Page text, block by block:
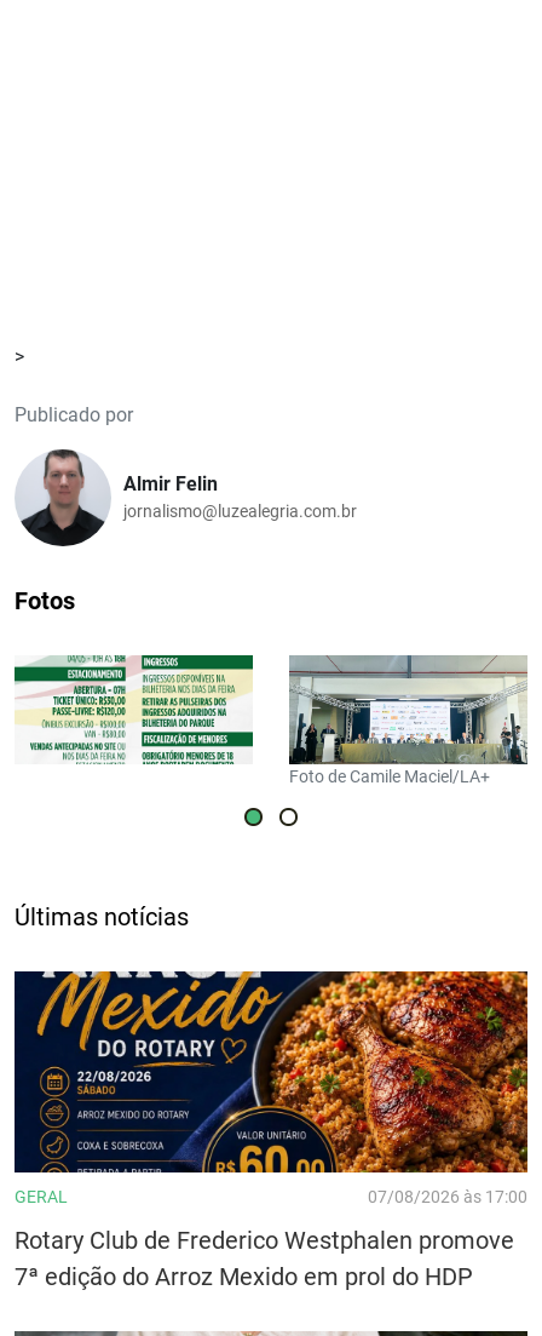
>
Publicado por
Almir Felin
jornalismo@luzealegria.com.br
Fotos
Foto de Camile Maciel/LA+
Últimas notícias
GERAL 07/08/2026 às 17:00
Rotary Club de Frederico Westphalen promove
7ª edição do Arroz Mexido em prol do HDP